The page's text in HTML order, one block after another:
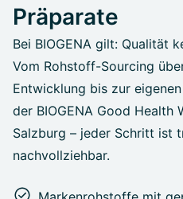
Präparate
Bei BIOGENA gilt: Qualität
Vom Rohstoff-Sourcing
Entwicklung bis zur
der BIOGENA Good Health
Salzburg – jeder Schritt ist
nachvollziehbar.